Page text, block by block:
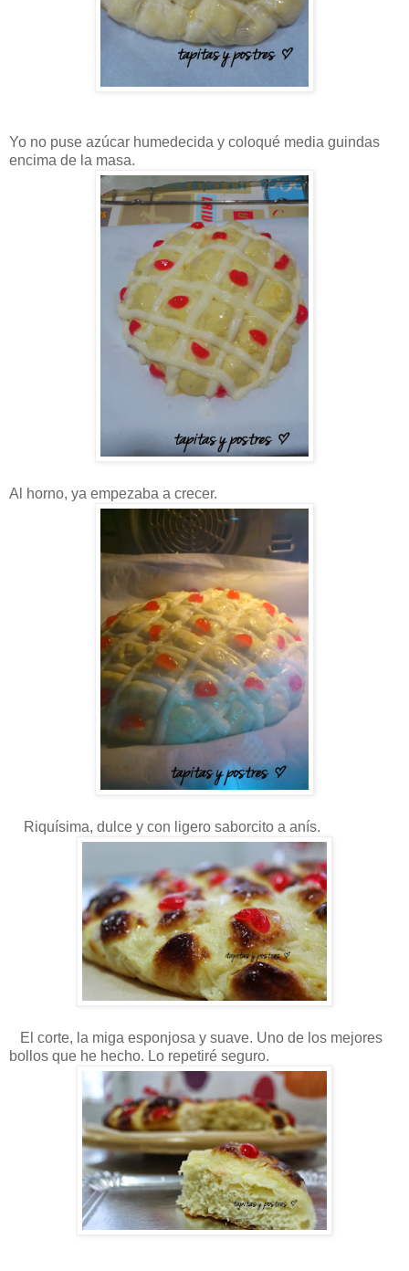
Yo no puse azúcar humedecida y coloqué media guindas
encima de la masa.
Al horno, ya empezaba a crecer.
Riquísima, dulce y con ligero saborcito a anís.
El corte, la miga esponjosa y suave. Uno de los mejores
bollos que he hecho. Lo repetiré seguro.